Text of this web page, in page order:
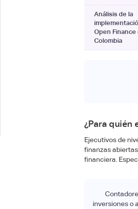
Análisis de la
Open Finance
Colombia
¿Para quién
Ejecutivos de
finanzas
financiera.
inversiones o